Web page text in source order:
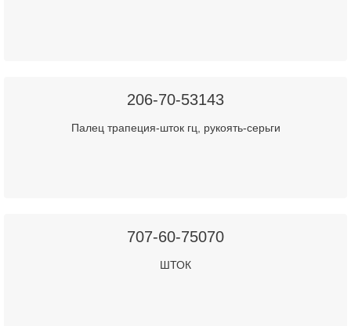
206-70-53143
Палец трапеция-шток гц, рукоять-серьги
707-60-75070
ШТОК